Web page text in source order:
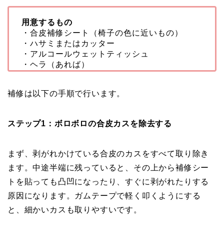
用意するもの
・合皮補修シート（椅子の色に近いもの）
・ハサミまたはカッター
・アルコールウェットティッシュ
・ヘラ（あれば）
補修は以下の手順で行います。
ステップ1：ボロボロの合皮カスを除去する
まず、剥がれかけている合皮のカスをすべて取り除き
ます。中途半端に残っていると、その上から補修シー
トを貼っても凸凹になったり、すぐに剥がれたりする
原因になります。ガムテープで軽く叩くようにする
と、細かいカスも取りやすいです。